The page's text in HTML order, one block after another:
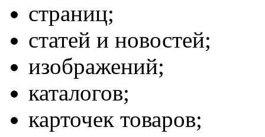
страниц;
статей и новостей;
изображений;
каталогов;
карточек товаров;